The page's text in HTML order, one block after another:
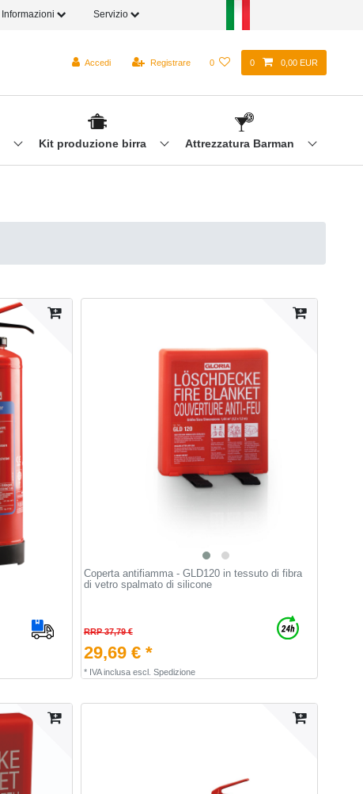
Informazioni Servizio
Accedi Registrare 0 0 0,00 EUR
Kit produzione birra Attrezzatura Barman
Coperta antifiamma - GLD120 in tessuto di fibra
di vetro spalmato di silicone
RRP 37,79 €
29,69 € *
* IVA inclusaescl. Spedizione